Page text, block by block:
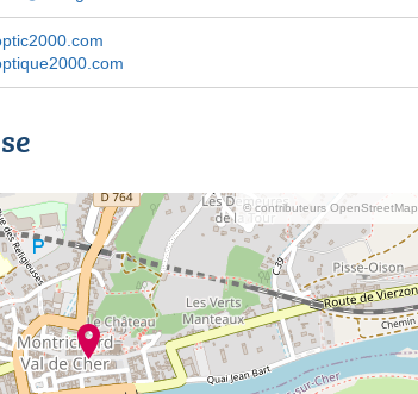
© contributeurs OpenStreetMap